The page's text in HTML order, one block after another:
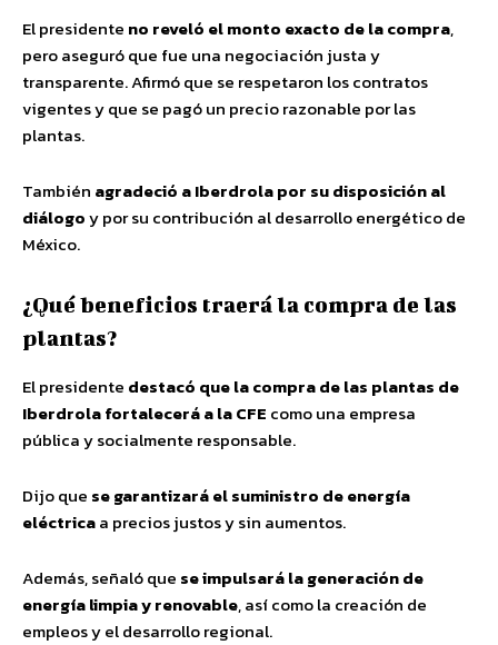
El presidente no reveló el monto exacto de la compra,
pero aseguró que fue una negociación justa y
transparente. Afirmó que se respetaron los contratos
vigentes y que se pagó un precio razonable por las
plantas.
También agradeció a Iberdrola por su disposición al
diálogoy por su contribución al desarrollo energético de
México.
¿Qué beneficios traerá la compra de las
plantas?
El presidente destacó que la compra de las plantas de
Iberdrola fortalecerá a la CFE como una empresa
pública y socialmente responsable.
Dijo que se garantizará el suministro de energía
eléctricaa precios justos y sin aumentos.
Además, señaló que se impulsará la generación de
energía limpia y renovable, así como la creación de
empleos y el desarrollo regional.